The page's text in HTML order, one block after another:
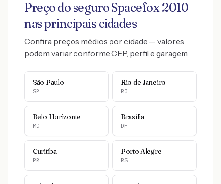
Preço do seguro Spacefox2010
nas principais cidades
Confira preços médios por cidade — valores
podem variar conforme CEP, perfil e garagem
São Paulo
SP
Rio de Janeiro
RJ
Belo Horizonte
MG
Brasília
DF
Curitiba
PR
Porto Alegre
RS